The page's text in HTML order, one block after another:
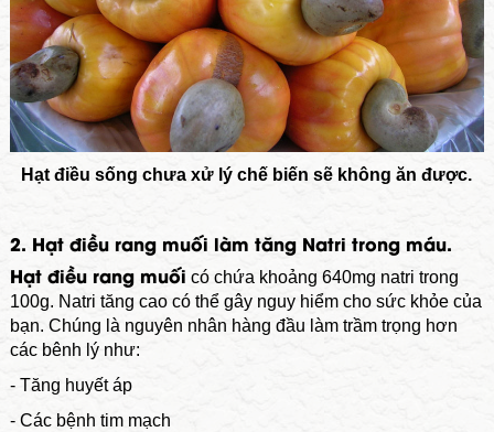
Hạt điều sống chưa xử lý chế biến sẽ không ăn được.
2. Hạt điều rang muối làm tăng Natri trong máu.
Hạt điều rang muối có chứa khoảng 640mg natri trong
100g. Natri tăng cao có thể gây nguy hiểm cho sức khỏe của
bạn. Chúng là nguyên nhân hàng đầu làm trầm trọng hơn
các bênh lý như:
- Tăng huyết áp
- Các bệnh tim mạch